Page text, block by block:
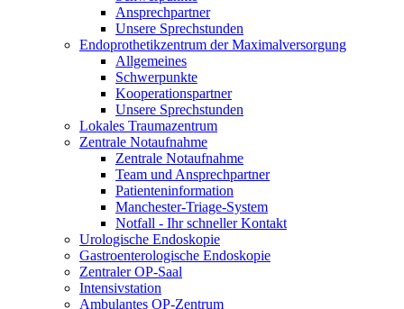
Ansprechpartner
Unsere Sprechstunden
Endoprothetikzentrum der Maximalversorgung
Allgemeines
Schwerpunkte
Kooperationspartner
Unsere Sprechstunden
Lokales Traumazentrum
Zentrale Notaufnahme
Zentrale Notaufnahme
Team und Ansprechpartner
Patienteninformation
Manchester-Triage-System
Notfall - Ihr schneller Kontakt
Urologische Endoskopie
Gastroenterologische Endoskopie
Zentraler OP-Saal
Intensivstation
Ambulantes OP-Zentrum